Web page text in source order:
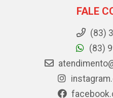
FALE
(83)
(83)